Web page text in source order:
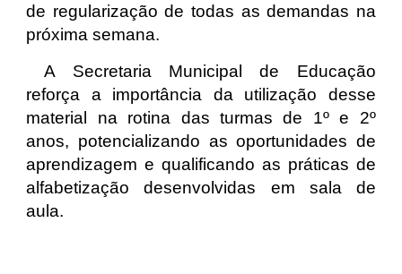
de regularização de todas as demandas na
próxima semana.
A Secretaria Municipal de Educação
reforça a importância da utilização desse
material na rotina das turmas de 1º e 2º
anos, potencializando as oportunidades de
aprendizagem e qualificando as práticas de
alfabetização desenvolvidas em sala de
aula.